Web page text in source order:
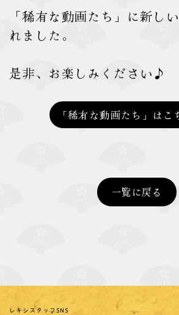
「稀有な動画たち」に新し
れました。
是非、お楽しみください♪
「稀有な動画たち」はこ
一覧に戻る
レキシスタッフSNS